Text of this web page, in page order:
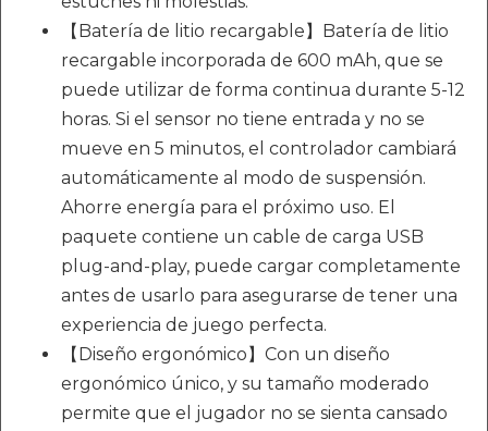
【Batería de litio recargable】Batería de litio
recargable incorporada de 600 mAh, que se
puede utilizar de forma continua durante 5-12
horas. Si el sensor no tiene entrada y no se
mueve en 5 minutos, el controlador cambiará
automáticamente al modo de suspensión.
Ahorre energía para el próximo uso. El
paquete contiene un cable de carga USB
plug-and-play, puede cargar completamente
antes de usarlo para asegurarse de tener una
experiencia de juego perfecta.
【Diseño ergonómico】Con un diseño
ergonómico único, y su tamaño moderado
permite que el jugador no se sienta cansado